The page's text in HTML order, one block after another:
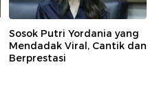
Sosok Putri Yordania yang
Mendadak Viral, Cantik dan
Berprestasi